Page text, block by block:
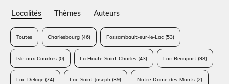
Localités Thèmes Auteurs
Toutes Charlesbourg (46) Fossambault-sur-le-Lac(53)
Isle-aux-Coudres(0) La Haute-Saint-Charles (43) Lac-Beauport(98)
Lac-Delage(74) Lac-Saint-Joseph (39) Notre-Dame-des-Monts(2)